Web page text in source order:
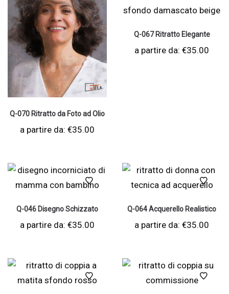
Q-070 Ritratto da Foto ad Olio
a partire da: €35.00
Q-067 Ritratto Elegante
a partire da: €35.00
Q-046 Disegno Schizzato
a partire da: €35.00
Q-064 Acquerello Realistico
a partire da: €35.00